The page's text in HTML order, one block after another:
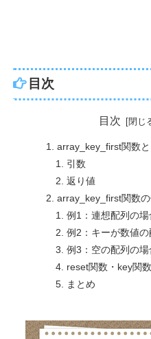
目次
目次
array_key_first関数と
引数
返り値
array_key_first関数
例1：連想配列の場
例2：キーが数値
例3：空の配列の場
reset関数・key関
まとめ